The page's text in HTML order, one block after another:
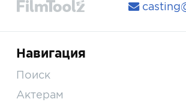
Навигация
Поиск
Актерам